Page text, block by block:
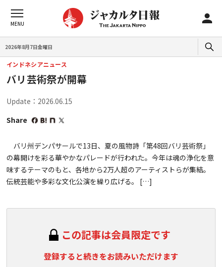
2026年8月7日金曜日
インドネシアニュース
バリ芸術祭が開幕
Update：2026.06.15
Share
バリ州デンパサールで13日、夏の風物詩「第48回バリ芸術祭」
の幕開けを彩る華やかなパレードが行われた。今年は魂の浄化を意
味するテーマのもと、各地から2万人超のアーティストらが集結。
伝統芸能や多彩な文化公演を繰り広げる。 […]
この記事は会員限定です
登録すると続きをお読みいただけます